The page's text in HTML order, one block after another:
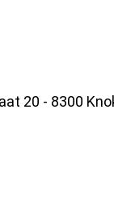
20 - 8300